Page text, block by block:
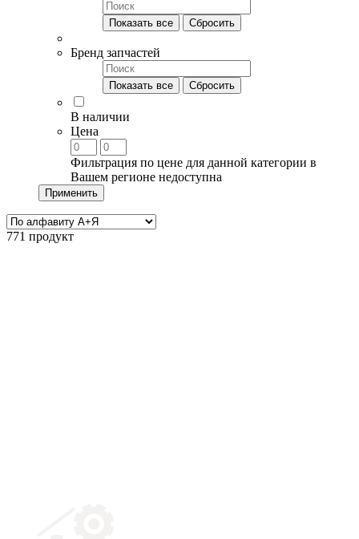
Показать все Сбросить
Бренд запчастей
Показать все Сбросить
В наличии
Цена
Фильтрация по цене для данной категории в
Вашем регионе недоступна
Применить
771 продукт